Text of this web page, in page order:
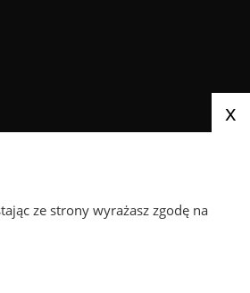
ze strony wyrażasz zgodę na
x